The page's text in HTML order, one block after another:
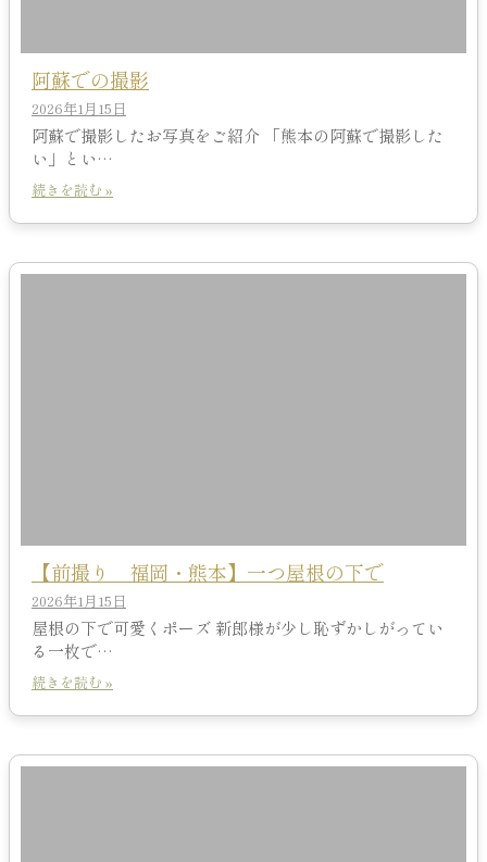
阿蘇での撮影
2026年1月15日
阿蘇で撮影したお写真をご紹介 「熊本の阿蘇で撮影した
い」とい…
続きを読む »
【前撮り 福岡・熊本】一つ屋根の下で
2026年1月15日
屋根の下で可愛くポーズ 新郎様が少し恥ずかしがってい
る一枚で…
続きを読む »